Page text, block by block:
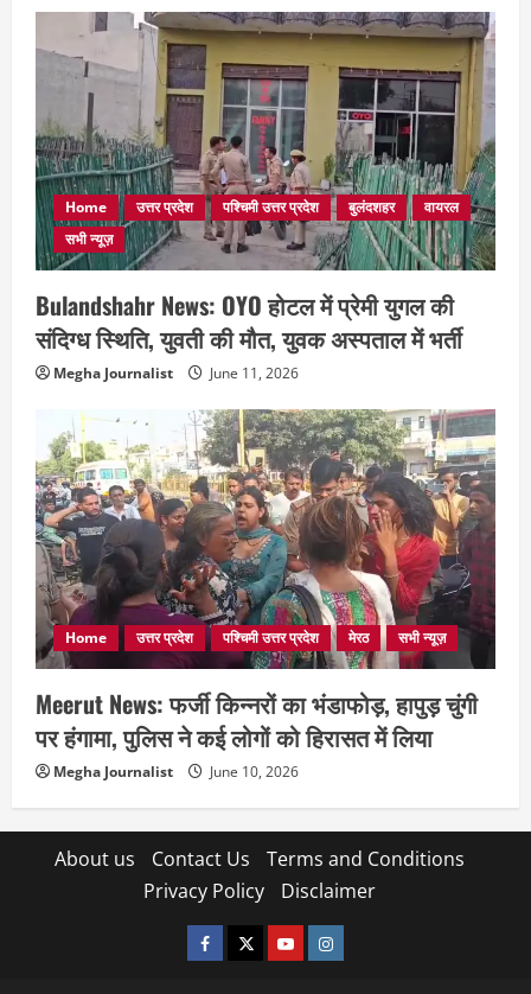
Home उत्तर प्रदेश पश्चिमी उत्तर प्रदेश बुलंदशहर
वायरल
सभी न्यूज़
Bulandshahr News: OYO होटल में प्रेमी युगल की
संदिग्ध स्थिति, युवती की मौत, युवक अस्पताल में भर्ती
Megha Journalist June 11, 2026
Home उत्तर प्रदेश पश्चिमी उत्तर प्रदेश मेरठ सभी न्यूज़
Meerut News: फर्जी किन्नरों का भंडाफोड़, हापुड़ चुंगी
पर हंगामा, पुलिस ने कई लोगों को हिरासत में लिया
Megha Journalist June 10, 2026
About us Contact Us
Terms and Conditions
Privacy Policy
Disclaimer
facebooktwitterYOUTUBE
instagram